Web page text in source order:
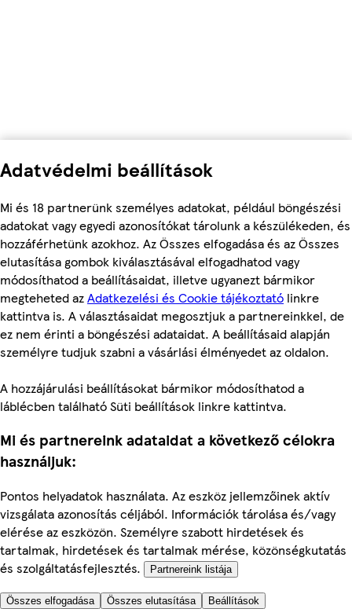
Adatvédelmi beállítások
Mi és 18 partnerünk személyes adatokat, például böngészési
adatokat vagy egyedi azonosítókat tárolunk a készülékeden, és
hozzáférhetünk azokhoz. Az Összes elfogadása és az Összes
elutasítása gombok kiválasztásával elfogadhatod vagy
módosíthatod a beállításaidat, illetve ugyanezt bármikor
megteheted azAdatkezelési és Cookie tájékoztató linkre
kattintva is. A választásaidat megosztjuk a partnereinkkel, de
ez nem érinti a böngészési adataidat. A beállításaid alapján
személyre tudjuk szabni a vásárlási élményedet az oldalon.
A hozzájárulási beállításokat bármikor módosíthatod a
láblécben található Süti beállítások linkre kattintva.
Mi és partnereink adataidat a következő célokra
használjuk:
Pontos helyadatok használata. Az eszköz jellemzőinek aktív
vizsgálata azonosítás céljából. Információk tárolása és/vagy
elérése az eszközön. Személyre szabott hirdetések és
tartalmak, hirdetések és tartalmak mérése, közönségkutatás
és szolgáltatásfejlesztés.
Partnereink listája
Összes elfogadása Összes elutasítása Beállítások